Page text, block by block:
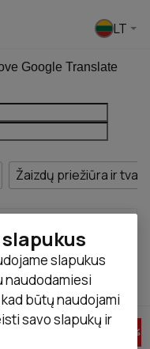
LT
Žaizdų priežiūra ir
tipas
Rūšiuoti pagal
%
Google Translate
slapukus
naudodamiesi
būtų naudojami
savo slapukų ir